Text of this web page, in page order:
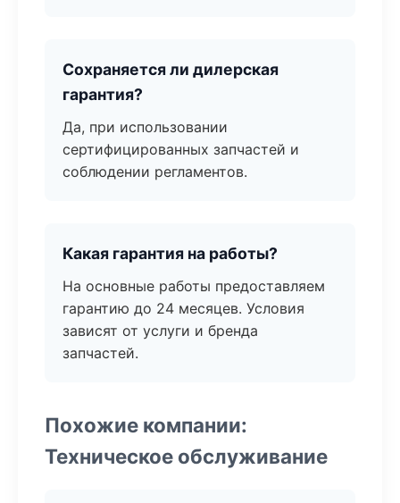
Сохраняется ли дилерская
гарантия?
Да, при использовании
сертифицированных запчастей и
соблюдении регламентов.
Какая гарантия на работы?
На основные работы предоставляем
гарантию до 24 месяцев. Условия
зависят от услуги и бренда
запчастей.
Похожие компании:
Техническое обслуживание